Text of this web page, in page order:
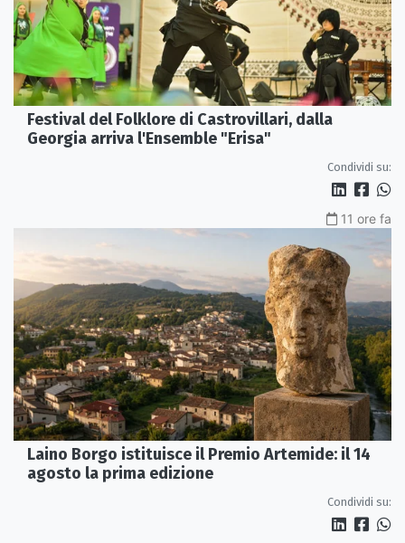
Festival del Folklore di Castrovillari, dalla
Georgia arriva l'Ensemble "Erisa"
Condividi su:
11 ore fa
Laino Borgo istituisce il Premio Artemide: il 14
agosto la prima edizione
Condividi su: